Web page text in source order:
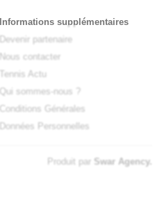
Informations supplémentaires
Devenir partenaire
Nous contacter
Tennis Actu
Qui sommes-nous ?
Conditions Générales
Données Personnelles
Produit par Swar Agency.